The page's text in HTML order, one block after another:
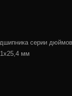
серии дюймов
мм